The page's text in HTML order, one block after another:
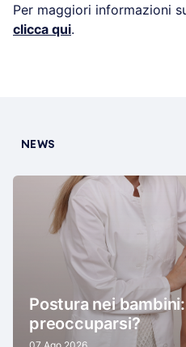
Per maggiori informazioni
clicca qui.
NEWS
Postura nei
preoccuparsi?